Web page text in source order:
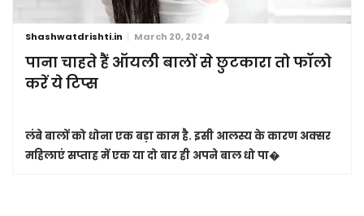
Shashwatdrishti.in March 20, 2024
पाना चाहते हैं ऑयली बालों से छुटकारा तो फॉलो
करें ये टिप्स
लंबे बालों को धोना एक बड़ा काम है. इसी आलस्य के कारण अक्सर
महिलाएं सप्ताह में एक या दो बार ही अपने बाल धो पा�